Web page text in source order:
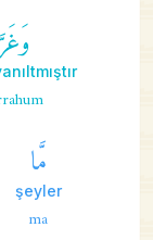
مَّا
şeyler
ma